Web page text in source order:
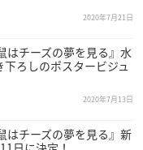
2020年7月21日
はチーズの夢を見る』水
ろしのポスタービジュ
2020年7月13日
はチーズの夢を見る』新